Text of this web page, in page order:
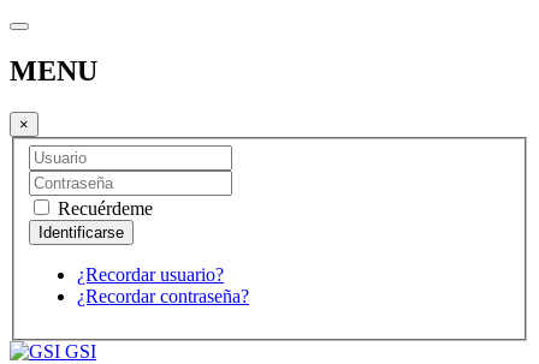
MENU
×
Recuérdeme
¿Recordar usuario?
¿Recordar contraseña?
GSI